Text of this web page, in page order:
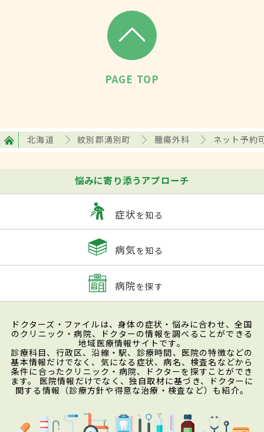
PAGE TOP
北海道 紋別郡湧別町 腫瘍外科 ネット予約
悩みに寄り添うアプローチ
症状を知る
病気を知る
病院を探す
ドクターズ・ファイルは、身体の症状・悩みに合わせ、全国
のクリニック・病院、ドクターの情報を調べることができる
地域医療情報サイトです。
診療科目、行政区、沿線・駅、診療時間、医院の特徴などの
基本情報だけでなく、気になる症状、病名、検査名などから
条件に合ったクリニック・病院、ドクターを探すことができ
ます。 医院情報だけでなく、独自取材に基づき、ドクターに
関する情報（診療方針や得意な治療・検査など）も紹介。